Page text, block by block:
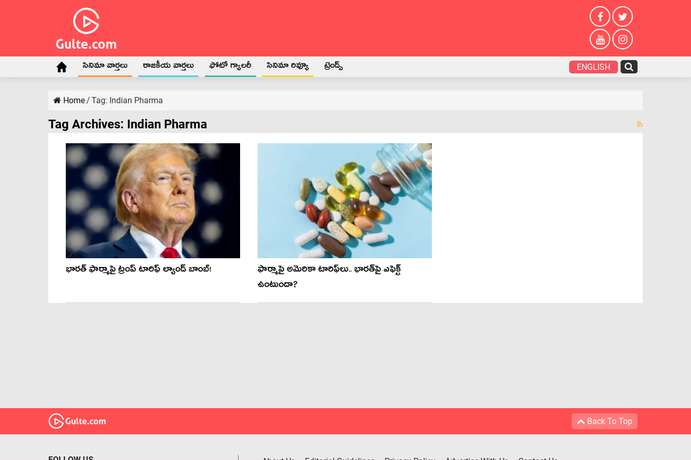
సినిమా వార్తలు రాజకీయ వార్తలు ఫోటో గ్యాలరీ సినిమా రివ్యూ ట్రెండ్స్ ENGLISH
Home/ Tag: Indian Pharma
Tag Archives: Indian Pharma
భారత్ ఫార్మాపై ట్రంప్ టారిఫ్ ల్యాండ్ బాంబ్!
ఫార్మాపై అమెరికా టారిఫ్‌లు.. భారత్‌పై ఎఫెక్ట్
ఉంటుందా?
Back To Top